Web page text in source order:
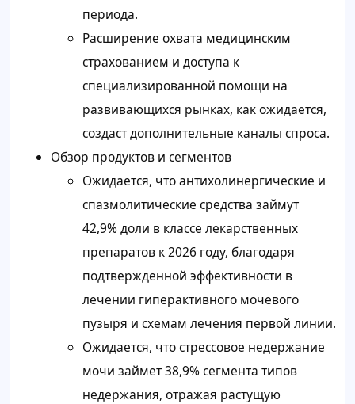
периода.
Расширение охвата медицинским
страхованием и доступа к
специализированной помощи на
развивающихся рынках, как ожидается,
создаст дополнительные каналы спроса.
Обзор продуктов и сегментов
Ожидается, что антихолинергические и
спазмолитические средства займут
42,9% доли в классе лекарственных
препаратов к 2026 году, благодаря
подтвержденной эффективности в
лечении гиперактивного мочевого
пузыря и схемам лечения первой линии.
Ожидается, что стрессовое недержание
мочи займет 38,9% сегмента типов
недержания, отражая растущую